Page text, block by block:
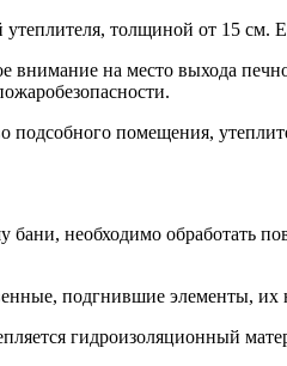
толщиной от 15 см.
внимание на место выхода
подсобного помещения,
бани, необходимо обработать
подгнившие элементы, их
гидроизоляционный